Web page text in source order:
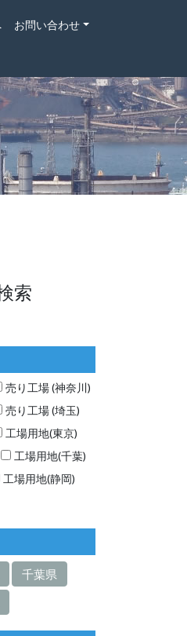
お問い合わせ
索
売り工場 (神奈川)
売り工場 (埼玉)
工場用地(東京)
工場用地(千葉)
工場用地(静岡)
千葉県